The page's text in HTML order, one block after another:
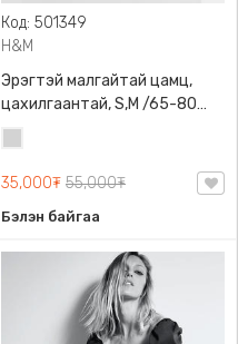
Код: 501349
H&M
Эрэгтэй малгайтай цамц,
цахилгаантай, S,M /65-80
кг/, H&M, 0852614006,
Даавуу
35,000₮ 55,000₮
Бэлэн байгаа